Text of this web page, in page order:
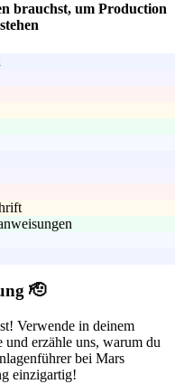
brauchst, um Production
🫡
Verwende in deinem
und erzähle uns, warum du
bei Mars
einzigartig!